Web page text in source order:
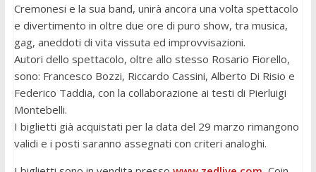
Cremonesi e la sua band, unirà ancora una volta spettacolo
e divertimento in oltre due ore di puro show, tra musica,
gag, aneddoti di vita vissuta ed improvvisazioni.
Autori dello spettacolo, oltre allo stesso Rosario Fiorello,
sono: Francesco Bozzi, Riccardo Cassini, Alberto Di Risio e
Federico Taddia, con la collaborazione ai testi di Pierluigi
Montebelli.
I biglietti già acquistati per la data del 29 marzo rimangono
validi e i posti saranno assegnati con criteri analoghi.